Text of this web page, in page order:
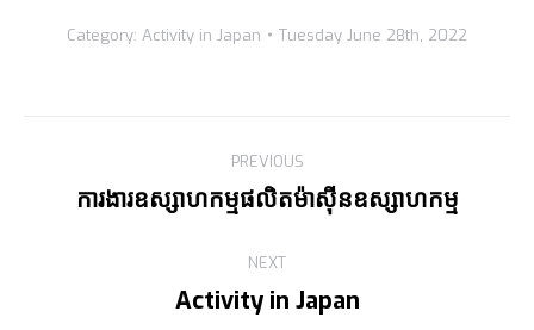
Category: Activity in Japan Tuesday June 28th, 2022
navigation
PREVIOUS
Previous
ការងារឧស្សាហកម្មផលិតម៉ាស៊ីនឧស្សាហកម្ម
NEXT
Next
Activity in Japan